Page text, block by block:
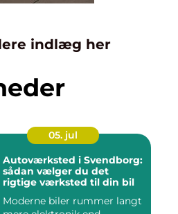
indlæg her
05. jul
Autoværksted i Svendborg:
sådan vælger du det
rigtige værksted til din bil
Moderne biler rummer langt